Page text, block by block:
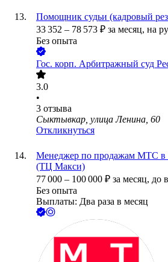
Помощник судьи (кадровый
33 352 – 78 573 ₽ за месяц, на
Без опыта
Гос. корп. Арбитражный суд
3.0
•
3 отзыва
Сыктывкар, улица Ленина, 60
Откликнуться
Менеджер по продажам МТС в
(ТЦ Макси)
77 000 – 100 000 ₽ за месяц, до
Без опыта
Выплаты: Два раза в месяц